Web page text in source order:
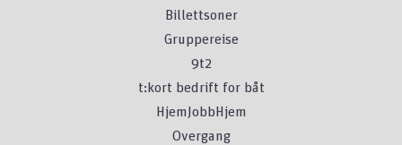
Billettsoner
Gruppereise
9t2
t:kort bedrift for båt
HjemJobbHjem
Overgang